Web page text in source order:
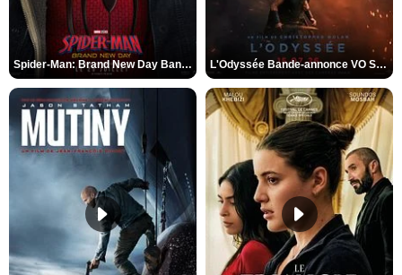
Spider-Man: Brand New Day Bande-annonce VO STFR L'Odyssée Bande-annonce VO STFR